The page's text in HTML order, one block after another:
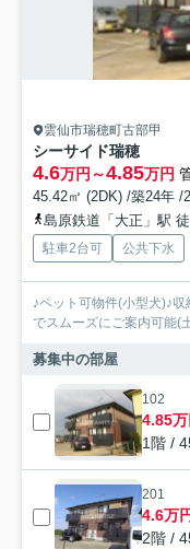
雲仙市瑞穂町古部甲
シーサイド瑞穂
4.6万円～4.85万円
45.42㎡ (2DK) /築24年 /
島原鉄道「大正」駅
駐車2台可 公共下水
♪ペット可物件(小型犬)♪
でスムーズにご案内可能(
募集中の部屋
102
4.85万
1階 /
201
4.6万
2階 /